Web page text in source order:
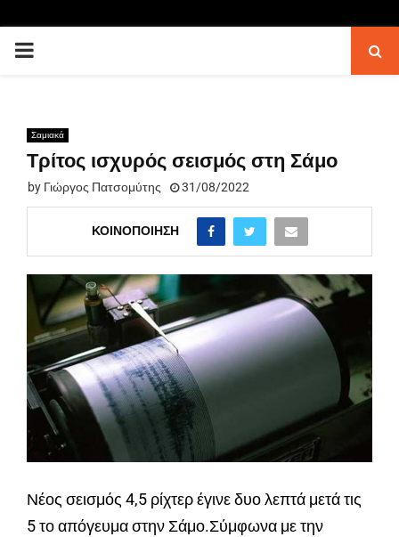
PRIMARY
Σαμιακά
Τρίτος ισχυρός σεισμός στη Σάμο
by Γιώργος Πατσομύτης 31/08/2022
ΚΟΙΝΟΠΟΊΗΣΗ
Νέος σεισμός 4,5 ρίχτερ έγινε δυο λεπτά μετά τις
5 το απόγευμα στην Σάμο.Σύμφωνα με την